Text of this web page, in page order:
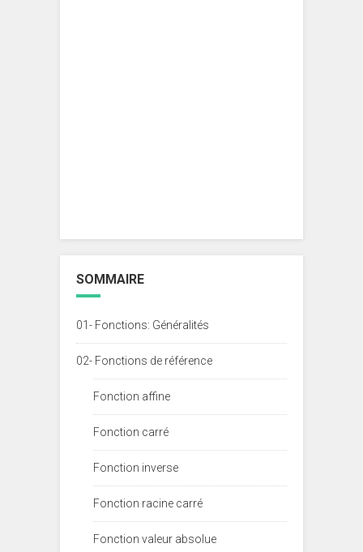
SOMMAIRE
01- Fonctions: Généralités
02- Fonctions de référence
Fonction affine
Fonction carré
Fonction inverse
Fonction racine carré
Fonction valeur absolue